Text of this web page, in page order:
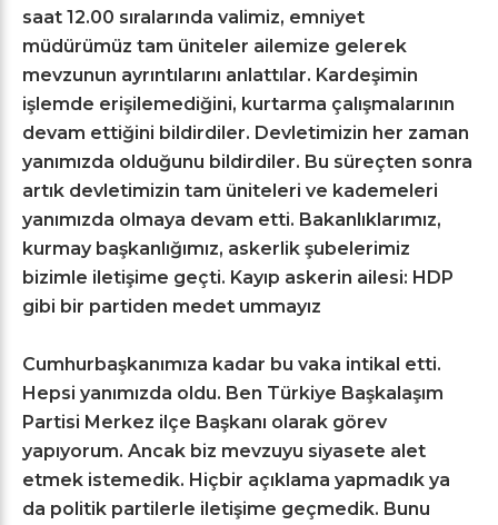
saat 12.00 sıralarında valimiz, emniyet
müdürümüz tam üniteler ailemize gelerek
mevzunun ayrıntılarını anlattılar. Kardeşimin
işlemde erişilemediğini, kurtarma çalışmalarının
devam ettiğini bildirdiler. Devletimizin her zaman
yanımızda olduğunu bildirdiler. Bu süreçten sonra
artık devletimizin tam üniteleri ve kademeleri
yanımızda olmaya devam etti. Bakanlıklarımız,
kurmay başkanlığımız, askerlik şubelerimiz
bizimle iletişime geçti. Kayıp askerin ailesi: HDP
gibi bir partiden medet ummayız
Cumhurbaşkanımıza kadar bu vaka intikal etti.
Hepsi yanımızda oldu. Ben Türkiye Başkalaşım
Partisi Merkez ilçe Başkanı olarak görev
yapıyorum. Ancak biz mevzuyu siyasete alet
etmek istemedik. Hiçbir açıklama yapmadık ya
da politik partilerle iletişime geçmedik. Bunu